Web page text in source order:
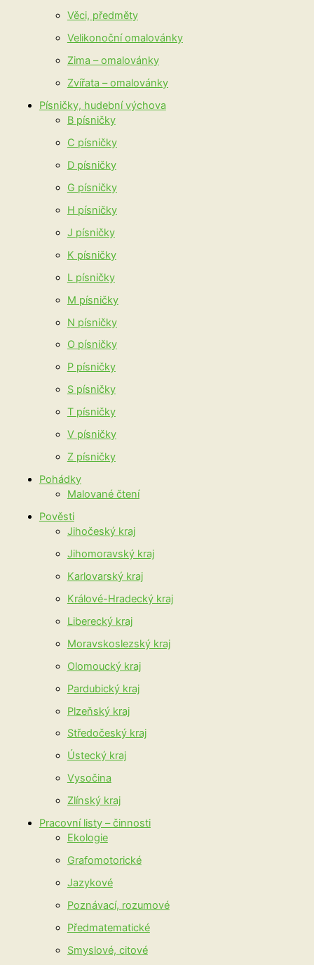
Věci, předměty
Velikonoční omalovánky
Zima – omalovánky
Zvířata – omalovánky
Písničky, hudební výchova
B písničky
C písničky
D písničky
G písničky
H písničky
J písničky
K písničky
L písničky
M písničky
N písničky
O písničky
P písničky
S písničky
T písničky
V písničky
Z písničky
Pohádky
Malované čtení
Pověsti
Jihočeský kraj
Jihomoravský kraj
Karlovarský kraj
Králové-Hradecký kraj
Liberecký kraj
Moravskoslezský kraj
Olomoucký kraj
Pardubický kraj
Plzeňský kraj
Středočeský kraj
Ústecký kraj
Vysočina
Zlínský kraj
Pracovní listy – činnosti
Ekologie
Grafomotorické
Jazykové
Poznávací, rozumové
Předmatematické
Smyslové, citové